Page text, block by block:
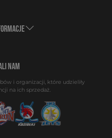
NAM
i organizacji, które udzieliły
na ich sprzedaż.